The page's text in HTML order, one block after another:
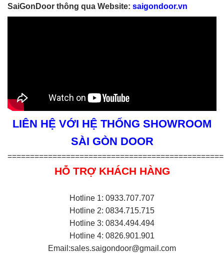
SaiGonDoor thông qua Website: saigondoor.vn
LIÊN HỆ VỚI HỆ THỐNG SHOWROOM
SÀI GÒN DOOR
================================================
HỖ TRỢ KHÁCH HÀNG
Hotline 1: 0933.707.707
Hotline 2: 0834.715.715
Hotline 3: 0834.494.494
Hotline 4: 0826.901.901
Email:sales.saigondoor@gmail.com